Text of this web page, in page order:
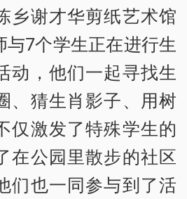
乡谢才华剪纸艺术馆
与7个学生正在进行生
动，他们一起寻找生
、猜生肖影子、用树
仅激发了特殊学生的
在公园里散步的社区
们也一同参与到了活